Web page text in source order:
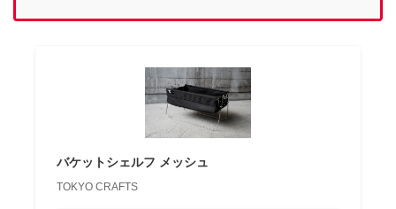
バケットシェルフ メッシュ
TOKYO CRAFTS